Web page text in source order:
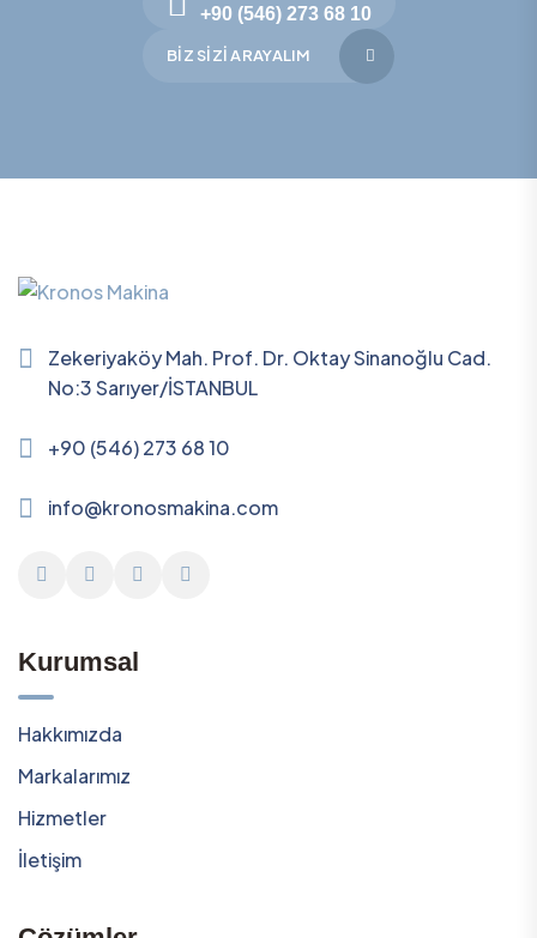
+90 (546) 273 68 10
BIZ SIZI ARAYALIM
Zekeriyaköy Mah. Prof. Dr. Oktay Sinanoğlu Cad.
No:3 Sarıyer/İSTANBUL
+90 (546) 273 68 10
info@kronosmakina.com
Kurumsal
Hakkımızda
Markalarımız
Hizmetler
İletişim